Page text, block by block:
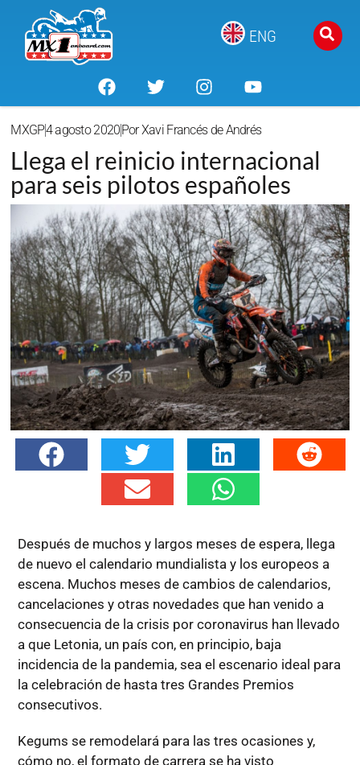
ENG
MXGP4 agosto 2020 PorXavi Francés de Andrés
Llega el reinicio internacional
para seis pilotos españoles
Después de muchos y largos meses de espera, llega
de nuevo el calendario mundialista y los europeos a
escena. Muchos meses de cambios de calendarios,
cancelaciones y otras novedades que han venido a
consecuencia de la crisis por coronavirus han llevado
a que Letonia, un país con, en principio, baja
incidencia de la pandemia, sea el escenario ideal para
la celebración de hasta tres Grandes Premios
consecutivos.
Kegums se remodelará para las tres ocasiones y,
cómo no, el formato de carrera se ha visto